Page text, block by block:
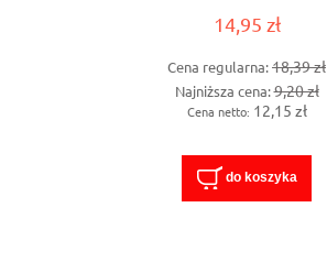
14,95 zł
Cena regularna:18,39 zł
Najniższa cena:9,20 zł
Cena netto: 12,15 zł
do koszyka